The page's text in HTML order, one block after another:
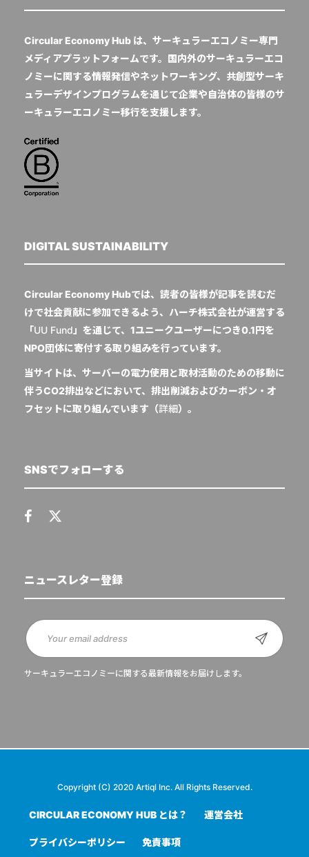
Circular Economy Hub は、サーキュラーエコノミー専門
メディアプラットフォームです。国内外のサーキュラーエコ
ノミーに関する情報発信やネットワーキング、共創型サーキ
ュラーデザインプログラムを通じて企業や自治体の皆様のサ
ーキュラーエコノミー移行を支援します。
DIGITAL SUSTAINABILITY
Circular Economy Hubでは、読者の皆様が記事を読むだ
けで社会貢献に参加できるよう、ハーチ株式会社が運営する
「UU Fund 」を通じて、1ユニークユーザーにつき0.1円を
NPO団体に寄付する取り組みを行っています。
当サイトは、サーバーの電力使用と取材活動のための移動に
伴うCO2排出などにおいて、排出削減およびカーボン・オ
フセットに取り組んでいます（詳細）。
SNSでフォローする
ニュースレター登録
サーキュラーエコノミーに関する最新情報をお届けします。
Copyright (C) 2020 Artiql Inc. All Rights Reserved.
CIRCULAR ECONOMY HUB とは？ 運営会社
プライバシーポリシー 免責事項